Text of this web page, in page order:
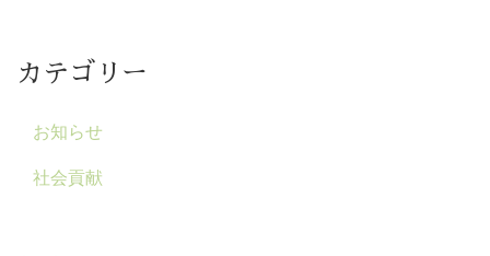
カテゴリー
お知らせ
社会貢献